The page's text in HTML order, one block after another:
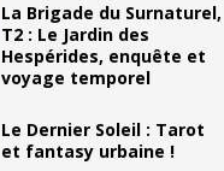
La Brigade du Surnaturel,
T2 : Le Jardin des
Hespérides, enquête et
voyage temporel
Le Dernier Soleil : Tarot
et fantasy urbaine !